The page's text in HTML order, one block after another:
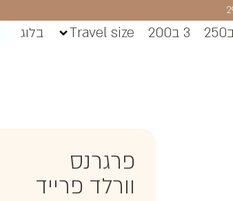
3 ב200 Travel size בלוג
פרגרנס
וורלד פרייד